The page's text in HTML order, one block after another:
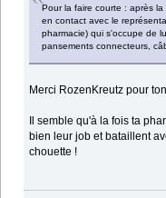
Pour la faire courte : après la
en contact avec le
pharmacie) qui s'occupe de
pansements connecteurs,
Merci RozenKreutz pour
Il semble qu'à la fois ta
bien leur job et bataillent
chouette !